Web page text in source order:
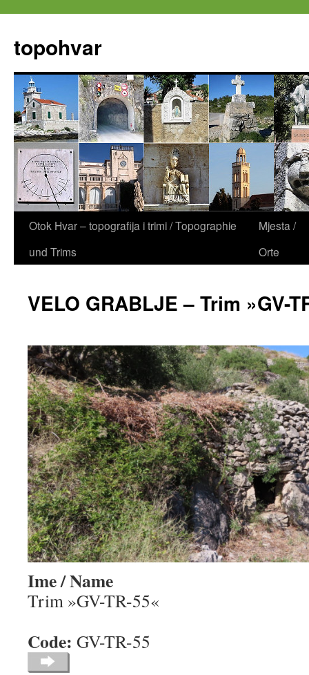
springen
topohvar
Otok Hvar – topografija i trimi / Topographie
und Trims
Mjesta /
Orte
VELO GRABLJE – Trim »GV-
Ime / Name
Trim »GV-TR-55«
Code: GV-TR-